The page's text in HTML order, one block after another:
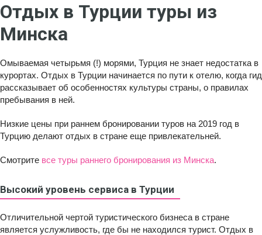
Отдых в Турции туры из
Минска
Омываемая четырьмя (!) морями, Турция не знает недостатка в
курортах. Отдых в Турции начинается по пути к отелю, когда гид
рассказывает об особенностях культуры страны, о правилах
пребывания в ней.
Низкие цены при раннем бронировании туров на 2019 год в
Турцию делают отдых в стране еще привлекательней.
Смотрите все туры раннего бронирования из Минска.
Высокий уровень сервиса в Турции
Отличительной чертой туристического бизнеса в стране
является услужливость, где бы не находился турист. Отдых в